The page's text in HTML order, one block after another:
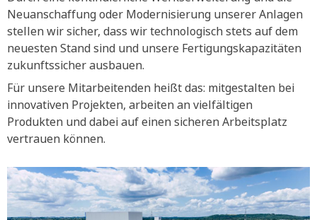
Neuanschaffung oder Modernisierung unserer Anlagen
stellen wir sicher, dass wir technologisch stets auf dem
neuesten Stand sind und unsere Fertigungskapazitäten
zukunftssicher ausbauen.
Für unsere Mitarbeitenden heißt das: mitgestalten bei
innovativen Projekten, arbeiten an vielfältigen
Produkten und dabei auf einen sicheren Arbeitsplatz
vertrauen können.